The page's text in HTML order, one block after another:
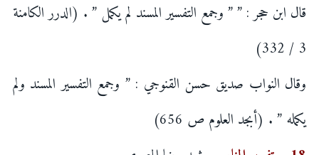
قال ابن حجر : ” ” وجمع التفسير المسند لم يكمل ” . (الدرر الكامنة
3 / 332)
وقال النواب صديق حسن القنوجي : ” وجمع التفسير المسند ولم
يكمله ” . (أبجد العلوم ص 656)